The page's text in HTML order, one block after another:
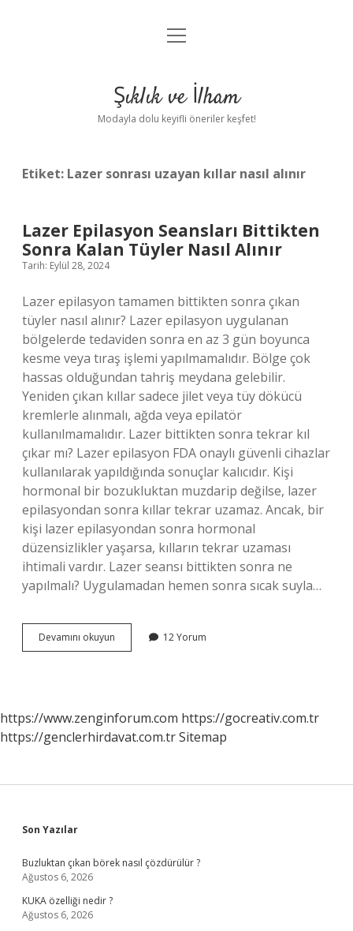
Anasayfa
Yasal Uyarı
menüyü
Şıklık ve İlham
Modayla dolu keyifli öneriler keşfet!
Etiket: Lazer sonrası uzayan kıllar nasıl alınır
Lazer Epilasyon Seansları Bittikten
Sonra Kalan Tüyler Nasıl Alınır
Tarih: Eylül 28, 2024
Lazer epilasyon tamamen bittikten sonra çıkan
tüyler nasıl alınır? Lazer epilasyon uygulanan
bölgelerde tedaviden sonra en az 3 gün boyunca
kesme veya tıraş işlemi yapılmamalıdır. Bölge çok
hassas olduğundan tahriş meydana gelebilir.
Yeniden çıkan kıllar sadece jilet veya tüy dökücü
kremlerle alınmalı, ağda veya epilatör
kullanılmamalıdır. Lazer bittikten sonra tekrar kıl
çıkar mı? Lazer epilasyon FDA onaylı güvenli cihazlar
kullanılarak yapıldığında sonuçlar kalıcıdır. Kişi
hormonal bir bozukluktan muzdarip değilse, lazer
epilasyondan sonra kıllar tekrar uzamaz. Ancak, bir
kişi lazer epilasyondan sonra hormonal
düzensizlikler yaşarsa, kılların tekrar uzaması
ihtimali vardır. Lazer seansı bittikten sonra ne
yapılmalı? Uygulamadan hemen sonra sıcak suyla…
Devamını okuyun
Epilasyon
Tüyler
Nasıl
12 Yorum
https://www.zenginforum.com https://gocreativ.com.tr
https://genclerhirdavat.com.trSitemap
Sidebar
Son Yazılar
Buzluktan çıkan börek nasıl çözdürülür ?
Ağustos 6, 2026
KUKA özelliği nedir ?
Ağustos 6, 2026